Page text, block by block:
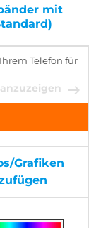
mit
Telefon für
Grafiken